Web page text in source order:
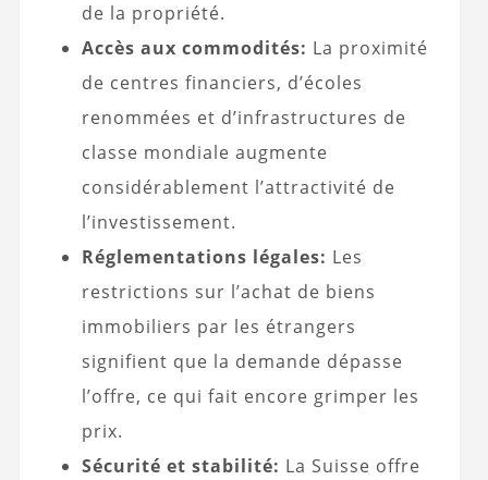
de la propriété.
Accès aux commodités: La proximité
de centres financiers, d’écoles
renommées et d’infrastructures de
classe mondiale augmente
considérablement l’attractivité de
l’investissement.
Réglementations légales: Les
restrictions sur l’achat de biens
immobiliers par les étrangers
signifient que la demande dépasse
l’offre, ce qui fait encore grimper les
prix.
Sécurité et stabilité: La Suisse offre